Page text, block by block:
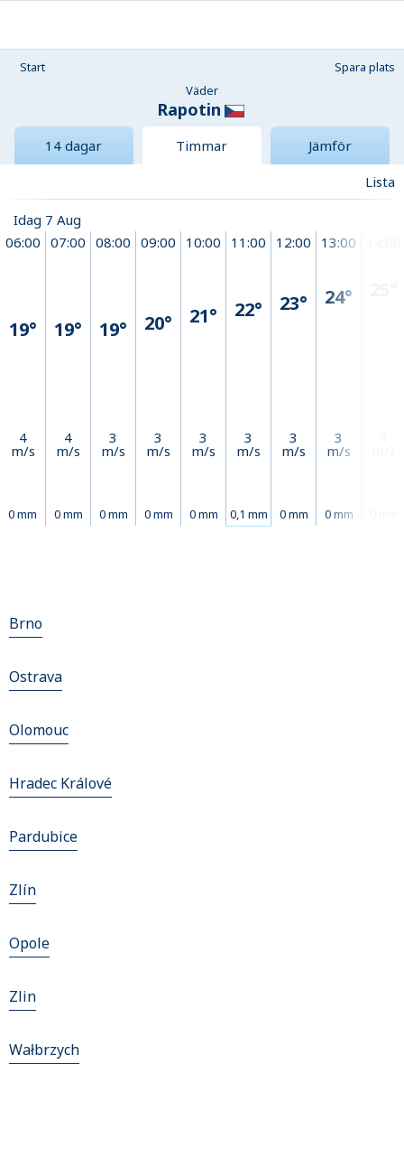
Start
Spara plats
Väder
Rapotin
14 dagar Timmar
Jämför
Lista
Idag 7 Aug
06:00
19°
4
m/s
0 mm
07:00
19°
4
m/s
0 mm
08:00
19°
3
m/s
0 mm
09:00
20°
3
m/s
0 mm
10:00
21°
3
m/s
0 mm
11:00
22°
3
m/s
0,1 mm
12:00
23°
3
m/s
0 mm
13:00
24°
3
m/s
0 mm
Brno
Ostrava
Olomouc
Hradec Králové
Pardubice
Zlín
Opole
Zlin
Wałbrzych